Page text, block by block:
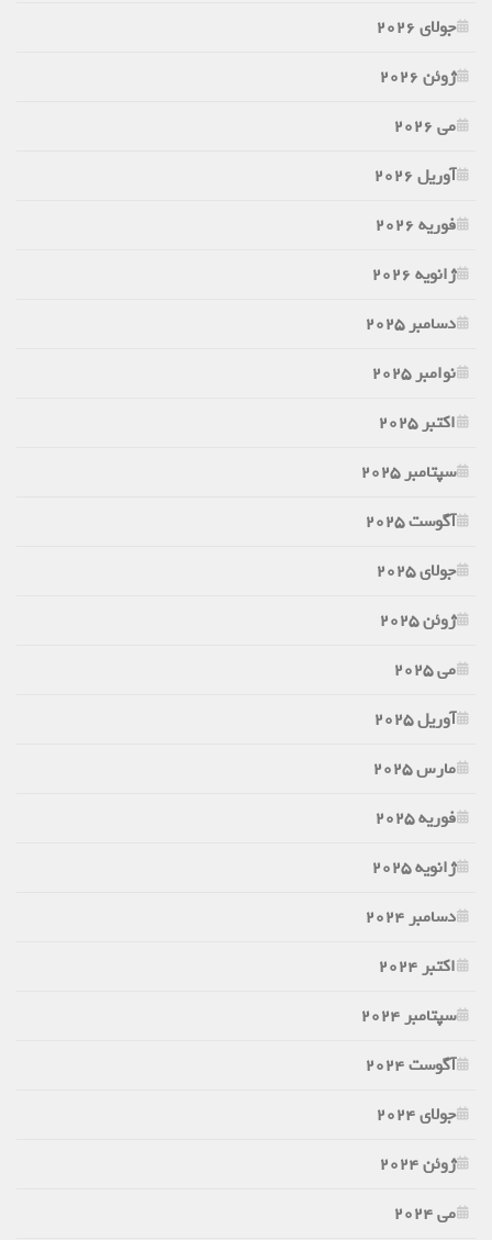
جولای 2026
ژوئن 2026
می 2026
آوریل 2026
فوریه 2026
ژانویه 2026
دسامبر 2025
نوامبر 2025
اکتبر 2025
سپتامبر 2025
آگوست 2025
جولای 2025
ژوئن 2025
می 2025
آوریل 2025
مارس 2025
فوریه 2025
ژانویه 2025
دسامبر 2024
اکتبر 2024
سپتامبر 2024
آگوست 2024
جولای 2024
ژوئن 2024
می 2024